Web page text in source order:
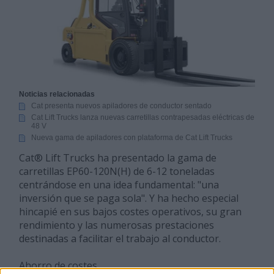
Noticias relacionadas
Cat presenta nuevos apiladores de conductor sentado
Cat Lift Trucks lanza nuevas carretillas contrapesadas eléctricas de
48 V
Nueva gama de apiladores con plataforma de Cat Lift Trucks
Cat® Lift Trucks ha presentado la gama de
carretillas EP60-120N(H) de 6-12 toneladas
centrándose en una idea fundamental: "una
inversión que se paga sola". Y ha hecho especial
hincapié en sus bajos costes operativos, su gran
rendimiento y las numerosas prestaciones
destinadas a facilitar el trabajo al conductor.
Ahorro de costes